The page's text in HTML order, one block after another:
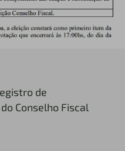
de
Conselho Fiscal